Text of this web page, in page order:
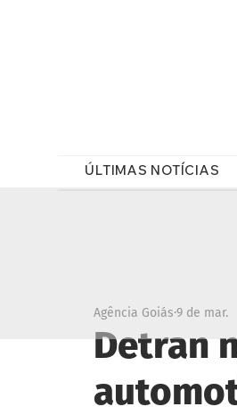
ÚLTIMAS NOTÍCIAS
Detran
Agência Goiás 9 de mar.